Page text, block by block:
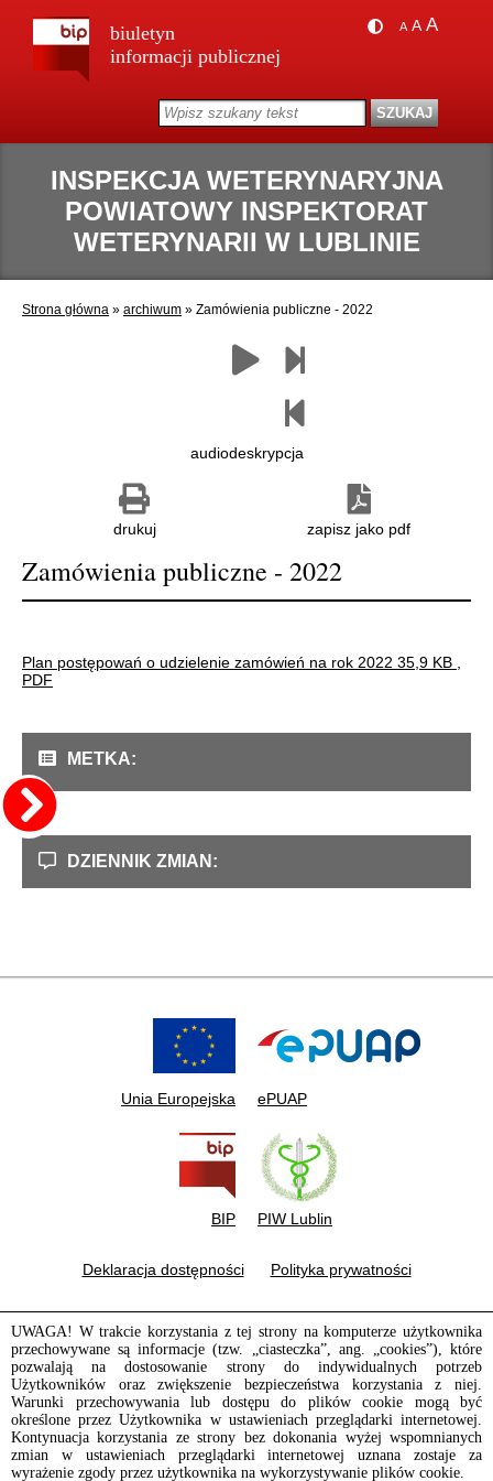
biuletyn
informacji publicznej
A A A
INSPEKCJA WETERYNARYJNA
POWIATOWY INSPEKTORAT
WETERYNARII W LUBLINIE
Strona główna » archiwum » Zamówienia publiczne - 2022
Poprzedni
audiodeskrypcja
zapisz jako pdf
drukuj
Zamówienia publiczne - 2022
Plan postępowań o udzielenie zamówień na rok 2022 35,9 KB
PDF
METKA:
DZIENNIK ZMIAN:
Unia Europejska ePUAP
BIP PIW Lublin
Deklaracja dostępności Polityka prywatności
UWAGA! W trakcie korzystania z tej strony na komputerze użytkownika
przechowywane są informacje (tzw. „ciasteczka”, ang. „cookies”), które
pozwalają na dostosowanie strony do indywidualnych potrzeb
Użytkowników oraz zwiększenie bezpieczeństwa korzystania z niej.
Warunki przechowywania lub dostępu do plików cookie mogą być
określone przez Użytkownika w ustawieniach przeglądarki internetowej.
Kontynuacja korzystania ze strony bez dokonania wyżej wspomnianych
zmian w ustawieniach przeglądarki internetowej uznana zostaje za
wyrażenie zgody przez użytkownika na wykorzystywanie plików cookie.